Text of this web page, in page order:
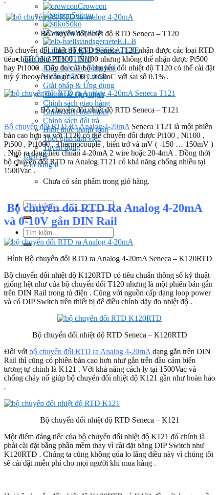
Crowcon
Seitron
Stiko
WayCon
E.L.B
FUELLSTANDSGERATETE
THÔNG TIN THÊM
Kiến thức Tự đông hoá
Hướng dẫn Kỹ thuật
Giải pháp & Ứng dụng
Tin tức & Quy định
Chính sách giao hàng
Chính sách bảo hành
Chính sách đổi trả
Hình thức thanh toán
Thời gian làm việc
Tuyển dụng
Liên Hệ
Giỏ hàng0
Chưa có sản phẩm trong giỏ hàng.
Tìm
kiếm:
Tìm
kiếm:
Bộ chuyển đổi nhiệt độ RTD Seneca – T120
Bộ chuyển đổi nhiệt độ RTD Seneca T120 nhận được các loại RTD
tiêu chuẩn như PT100 , Ni100 nhưng không thể nhận được Pt500
hay Pt1000 . Dãy đo của bộ chuyển đổi nhiệt độ T120 có thể cài đặt
tuỳ ý theo yêu cầu từ -200 …650oC với sai số 0.1% .
Bộ chuyển đổi nhiệt độ RTD Seneca – T121
Bộ chuyển đổi RTD Ra Analog 4-20mA Seneca T121 là một phiên
bản cao hơn so với T120 có thể chuyển đổi được Pt100 , Ni100 ,
Pt500 , Pt1000 , Thermocouple , biến trở và mV ( -150 … 150mV )
. Ngõ ra dạng tiêu chuẩn 4-20mA 2 wire hoặc 20-4mA . Đồng thời
bộ chuyển đổi RTD ra Analog T121 có khả năng chống nhiễu tại
1500Vac .
Bộ chuyển đổi RTD Ra Analog 4-20mA
và 0-10V gắn DIN Rail
Hình Bộ chuyển đổi RTD ra Analog 4-20mA Seneca – K120RTD
Bộ chuyển đổi nhiệt độ K120RTD có tiêu chuẩn thông số kỹ thuật
giống hệt như của bộ chuyển đổi T120 nhưng là một phiên bản gắn
trên DIN Rail trong tủ điện . Cũng với nguồn cấp dạng loop power
và có DIP Switch trên thiết bị để điều chỉnh dãy đo nhiệt độ .
Bộ chuyển đổi nhiệt độ RTD Seneca – K120RTD
Đối với bộ chuyển đổi RTD ra Analog 4-20mA dạng gắn trên DIN
Rail thì cũng có phiên bản cao hơn như gắn trên đầu cảm biến
tương tự chính là K121 . Với khả năng cách ly tại 1500Vac và
chống cháy nổ giúp bộ chuyển đổi nhiệt độ K121 gần như hoàn hảo
.
Bộ chuyển đổi nhiệt độ RTD Seneca – K121
Một điểm đáng tiếc của bộ chuyển đổi nhiệt độ K121 đó chính là
phải cài đặt bằng phần mềm thay vì cài đặt bằng DIP Switch như
K120RTD . Chúng ta cũng không qúa lo lắng điều này vì chúng tôi
sẽ cài đặt miễn phí cho mọi người khi mua hàng .